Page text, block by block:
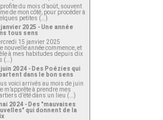
du mois d’août, souvent
de mon côté, pour procéder à
petites (…)
janvier 2025 - Une année
tous sens
15 janvier 2025
nouvelle année commence, et
à mes habitudes depuis dix
(…)
juin 2024 - Des Poézies qui
dans le bon sens
voici arrivés au mois de juin
m’apprête à prendre mes
d’été dans un lieu (…)
2024 - Des "mauvaises
qui donnent de la